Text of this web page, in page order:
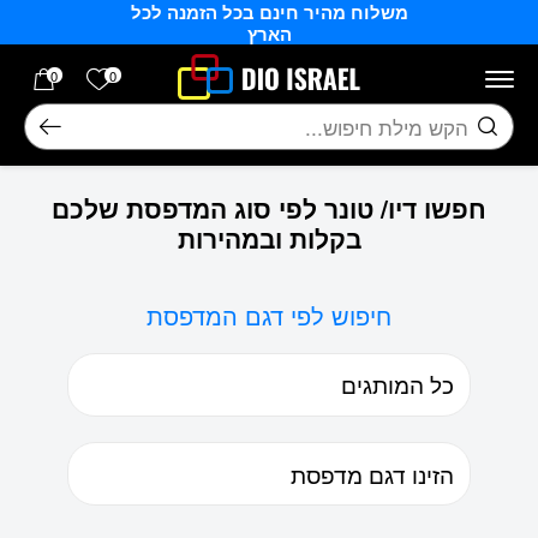
משלוח מהיר חינם בכל הזמנה לכל
הארץ
0 הרשימה
0
חיפוש
חפשו דיו/ טונר לפי סוג המדפסת שלכם
בקלות ובמהירות
חיפוש לפי דגם המדפסת